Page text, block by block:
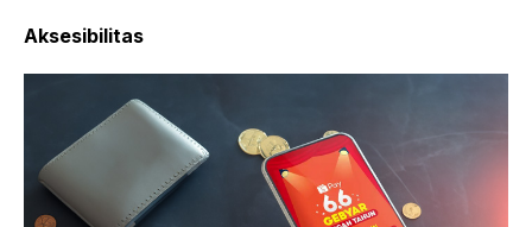
Aksesibilitas